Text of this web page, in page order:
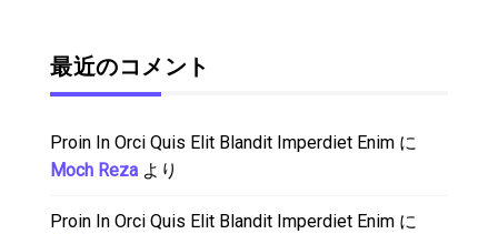
最近のコメント
Proin In Orci Quis Elit Blandit Imperdiet Enim に
Moch Reza より
Proin In Orci Quis Elit Blandit Imperdiet Enim に